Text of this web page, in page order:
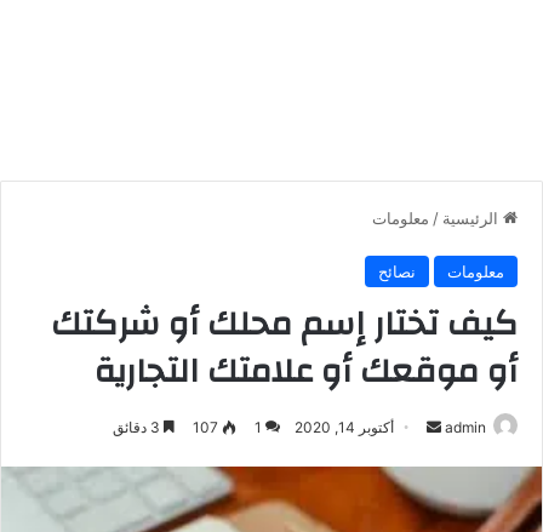
الرئيسية / معلومات
معلومات نصائح
كيف تختار إسم محلك أو شركتك
أو موقعك أو علامتك التجارية
admin
أرسل
إلكترونيا
أكتوبر 14, 2020 1
107